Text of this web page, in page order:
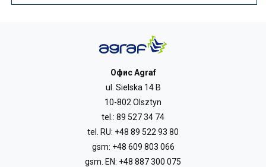
Офис Agraf
ul. Sielska 14 B
10-802 Olsztyn
tel.: 89 527 34 74
tel. RU: +48 89 522 93 80
gsm: +48 609 803 066
gsm. EN: +48 887 300 075